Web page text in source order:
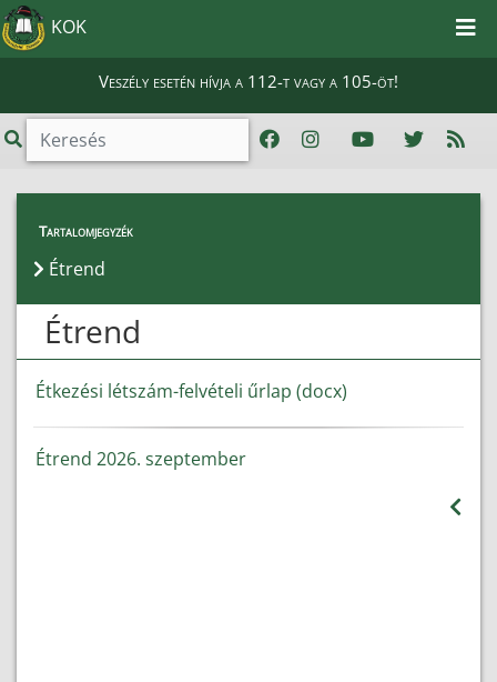
KOK
Veszély esetén hívja a 112-t vagy a 105-öt!
Hallgatói Információk
Tartalomjegyzék
Étrend
Étrend
Étkezési létszám-felvételi űrlap (docx)
Étrend 2026. szeptember